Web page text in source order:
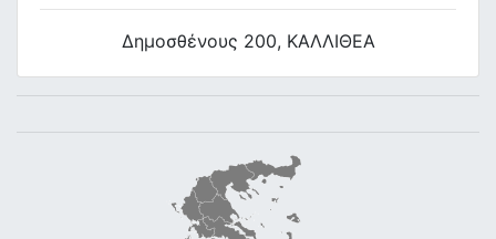
Δημοσθένους 200, ΚΑΛΛΙΘΕΑ